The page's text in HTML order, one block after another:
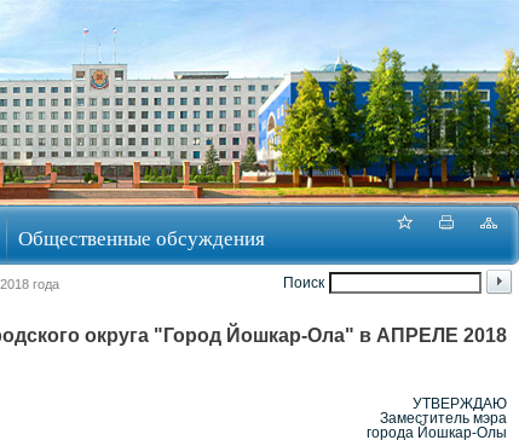
Общественные обсуждения
Поиск
года
округа "Город Йошкар-Ола" в АПРЕЛЕ 2018
УТВЕРЖДАЮ
Заместитель мэра
города Йошкар-Олы